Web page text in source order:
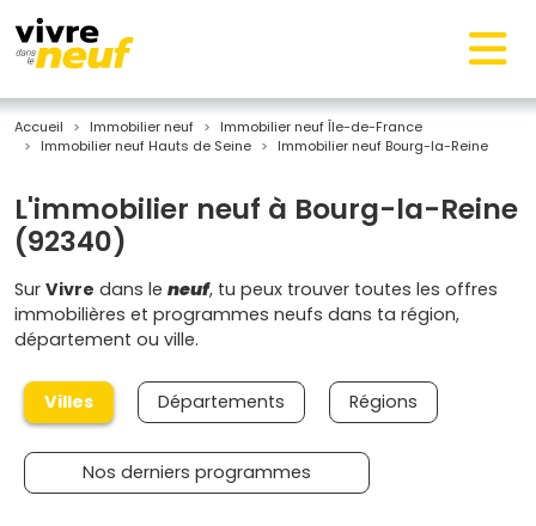
Accueil Immobilier neuf
Immobilier neuf Île-de-France
Immobilier neuf Hauts de Seine
Immobilier neuf Bourg-la-Reine
L'immobilier neuf à Bourg-la-Reine
(92340)
Sur Vivre dans le neuf, tu peux trouver toutes les offres
immobilières et programmes neufs dans ta région,
département ou ville.
Villes Départements Régions
Nos derniers programmes